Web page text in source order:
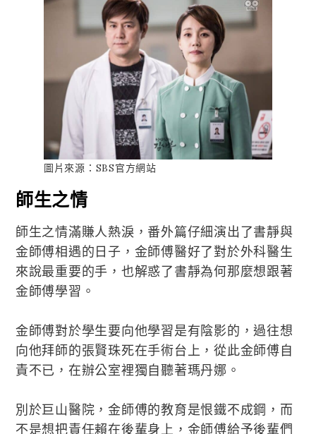
圖片來源：SBS官方網站
師生之情
師生之情滿賺人熱淚，番外篇仔細演出了書靜與
金師傅相遇的日子，金師傅醫好了對於外科醫生
來說最重要的手，也解惑了書靜為何那麼想跟著
金師傅學習。
金師傅對於學生要向他學習是有陰影的，過往想
向他拜師的張賢珠死在手術台上，從此金師傅自
責不已，在辦公室裡獨自聽著瑪丹娜。
別於巨山醫院，金師傅的教育是恨鐵不成鋼，而
不是想把責任賴在後輩身上，金師傅給予後輩們